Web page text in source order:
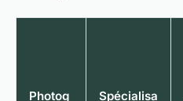
Photog
Spécialisa